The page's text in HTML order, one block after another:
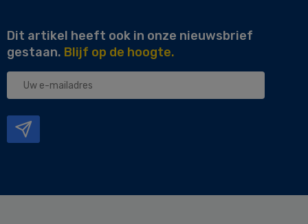
Dit artikel heeft ook in onze nieuwsbrief
gestaan. Blijf op de hoogte.
Uw